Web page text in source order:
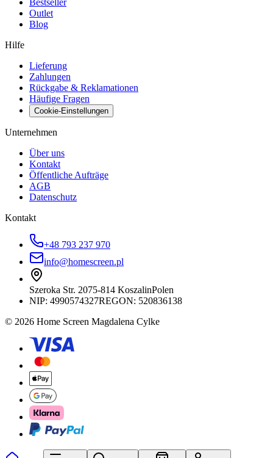
Outlet
Blog
Hilfe
Lieferung
Zahlungen
Rückgabe & Reklamationen
Häufige Fragen
Cookie-Einstellungen
Unternehmen
Über uns
Kontakt
Öffentliche Aufträge
AGB
Datenschutz
Kontakt
+48 793 237 970
info@homescreen.pl
Szeroka Str. 2075-814 KoszalinPolen
NIP: 4990574327REGON: 520836138
© 2026 Home Screen Magdalena Cylke